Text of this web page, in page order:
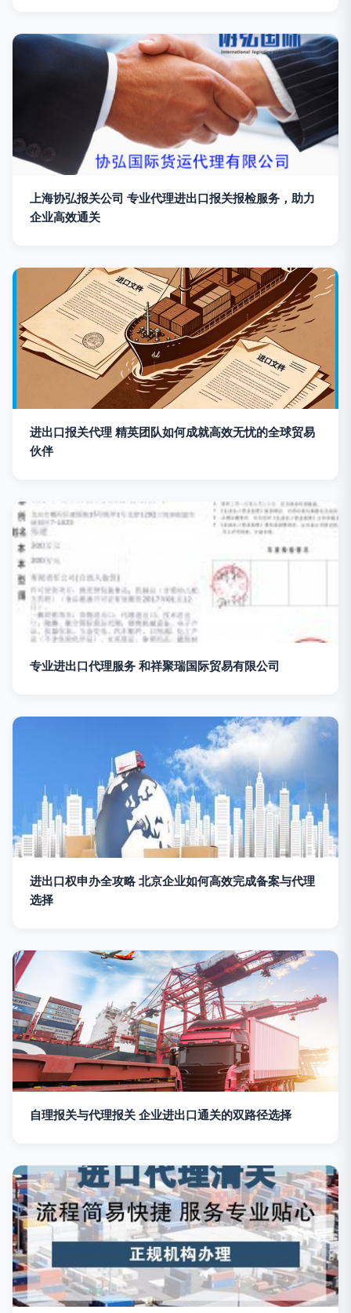
上海协弘报关公司 专业代理进出口报关报检服务，助力
企业高效通关
进出口报关代理 精英团队如何成就高效无忧的全球贸易
伙伴
专业进出口代理服务 和祥聚瑞国际贸易有限公司
进出口权申办全攻略 北京企业如何高效完成备案与代理
选择
自理报关与代理报关 企业进出口通关的双路径选择